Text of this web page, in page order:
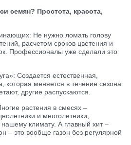
семян? Простота, красота,
Не нужно ломать голову
расчетом сроков цветения и
Профессионалы уже сделали это
Создается естественная,
которая меняется в течение сезона
другие распускаются.
растения в смесях –
и многолетники,
климату. А главный хит –
– это вообще газон без регулярной